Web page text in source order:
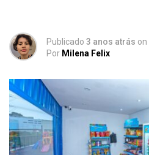
Publicado 3 anos atrás on
Por Milena Felix